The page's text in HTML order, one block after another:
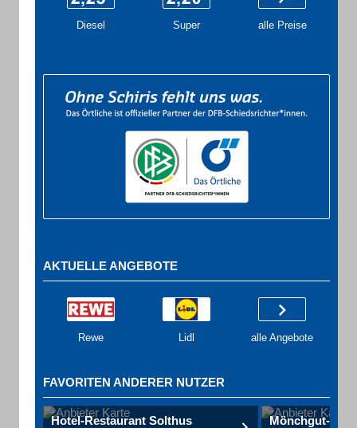
Diesel Super alle Preise
AKTUELLE ANGEBOTE
Rewe Lidl alle Angebote
FAVORITEN ANDERER NUTZER
Hotel-Restaurant Solthus Mönchgut-Taxi